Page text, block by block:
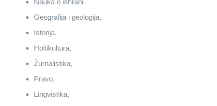
Nauka o ishrani
Geografija i geologija,
Istorija,
Holtikultura,
Žurnalistika,
Pravo,
Lingvistika,